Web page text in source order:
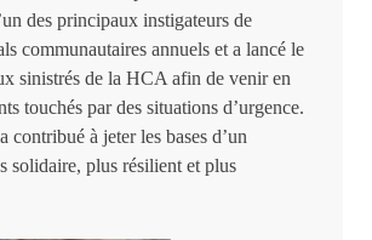
des principaux instigateurs de
communautaires annuels et a lancé le
sinistrés de la HCA afin de venir en
touchés par des situations d’urgence.
contribué à jeter les bases d’un
solidaire, plus résilient et plus